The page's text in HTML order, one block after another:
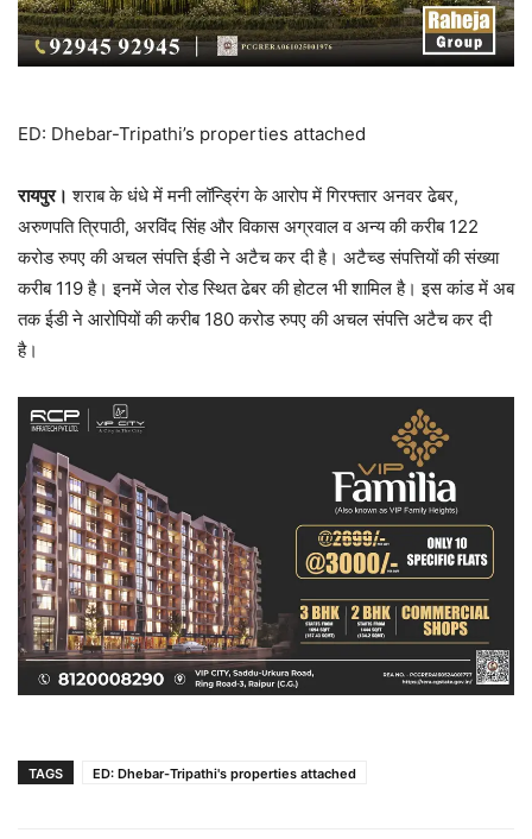
ED: Dhebar-Tripathi’s properties attached
रायपुर। शराब के धंधे में मनी लॉन्ड्रिंग के आरोप में गिरफ्तार अनवर ढेबर,
अरुणपति त्रिपाठी, अरविंद सिंह और विकास अग्रवाल व अन्य की करीब 122
करोड रुपए की अचल संपत्ति ईडी ने अटैच कर दी है। अटैच्ड संपत्तियों की संख्या
करीब 119 है। इनमें जेल रोड स्थित ढेबर की होटल भी शामिल है। इस कांड में अब
तक ईडी ने आरोपियों की करीब 180 करोड रुपए की अचल संपत्ति अटैच कर दी
है।
TAGS ED: Dhebar-Tripathi's properties attached